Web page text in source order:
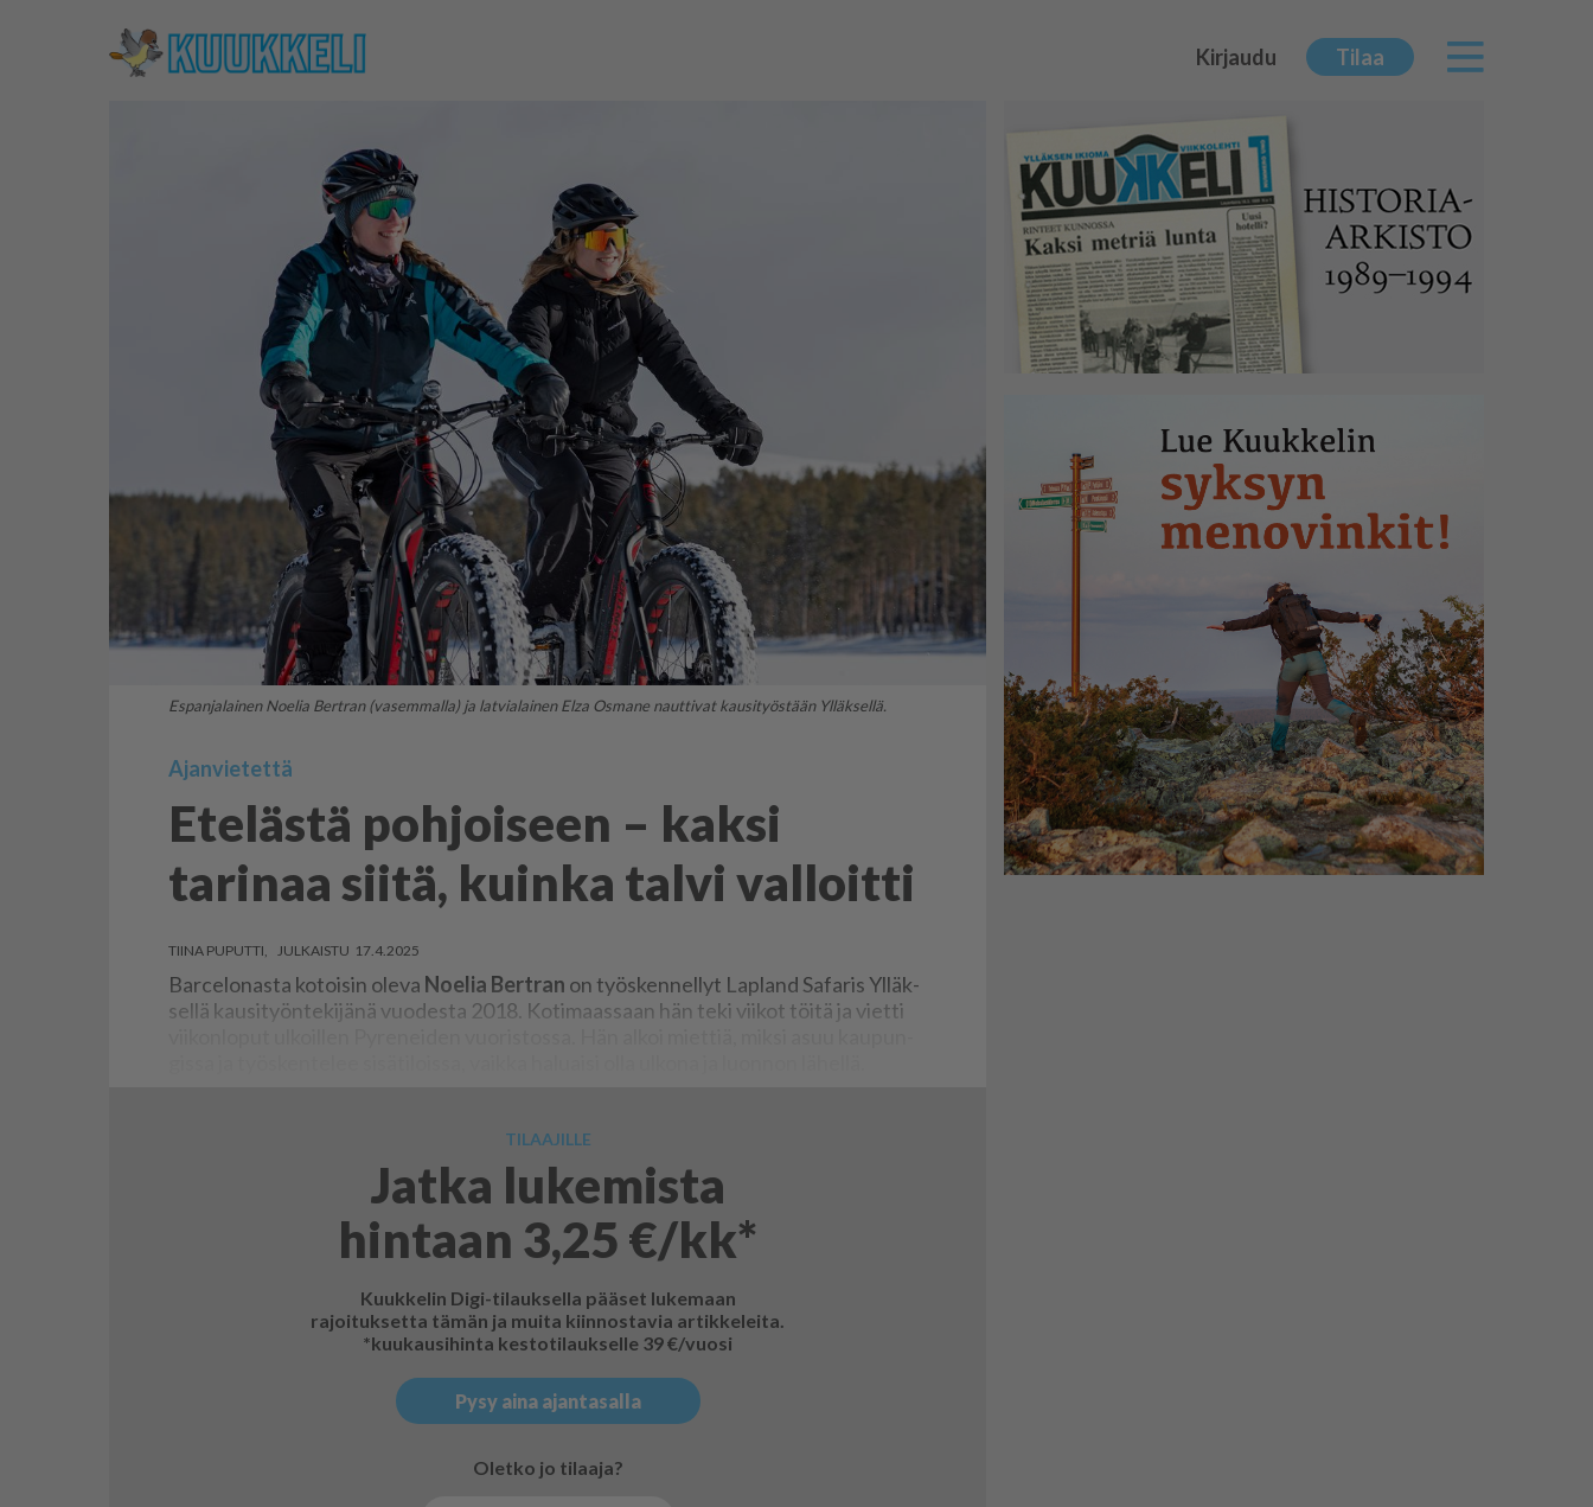
Kirjaudu Tilaa
Espanjalainen Noelia Bertran (vasemmalla) ja latvialainen Elza Osmane nauttivat kausityöstään Ylläksellä.
Ajanvietettä
Etelästä pohjoiseen – kaksi
tarinaa siitä, kuinka talvi valloitti
TIINA PUPUTTI 17.4.2025
Bar­ce­lo­nas­ta ko­toi­sin ole­va No­e­lia Bert­ran on työs­ken­nel­lyt Lap­land Sa­fa­ris Yl­läk­
sel­lä kau­si­työn­te­ki­jä­nä vuo­des­ta 2018. Ko­ti­maas­saan hän teki vii­kot töi­tä ja viet­ti
TILAAJILLE
Jatka lukemista
hintaan 3,25 €/kk*
Kuukkelin Digi-tilauksella pääset lukemaan
rajoituksetta tämän ja muita kiinnostavia artikkeleita.
*kuukausihinta kestotilaukselle 39 €/vuosi
Pysy aina ajantasalla
Oletko jo tilaaja?